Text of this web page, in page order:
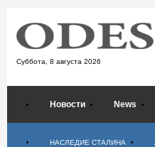
Суббота, 8 августа 2026
Новости News
НАСЛЕДИЕ СТАЛИНА